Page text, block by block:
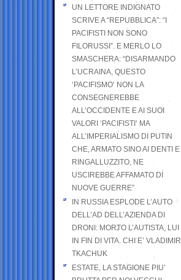
UN LETTORE INDIGNATO
SCRIVE A “REPUBBLICA”: “I
PACIFISTI NON SONO
FILORUSSI”. E MERLO LO
SMASCHERA: “DISARMANDO
L’UCRAINA, QUESTO
‘PACIFISMO’ NON LA
CONSEGNEREBBE
ALL’OCCIDENTE E AI SUOI
VALORI ‘PACIFISTI’ MA
ALL’IMPERIALISMO DI PUTIN
CHE, ARMATO SINO AI DENTI E
RINGALLUZZITO, NE
USCIREBBE AFFAMATO DI
NUOVE GUERRE”
IN RUSSIA ESPLODE L’AUTO
DELL’AD DELL’AZIENDA DI
DRONI: MORTO L’AUTISTA, LUI
IN FIN DI VITA. CHI E’ VLADIMIR
TKACHUK
ESTATE, LA STAGIONE PIU’